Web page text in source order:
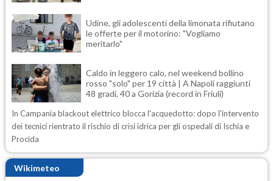
Udine, gli adolescenti della limonata rifiutano
le offerte per il motorino: "Vogliamo
meritarlo"
Caldo in leggero calo, nel weekend bollino
rosso "solo" per 19 città | A Napoli raggiunti
48 gradi, 40 a Gorizia (record in Friuli)
In Campania blackout elettrico blocca l'acquedotto: dopo l'intervento
dei tecnici rientrato il rischio di crisi idrica per gli ospedali di Ischia e
Procida
Wikimeteo